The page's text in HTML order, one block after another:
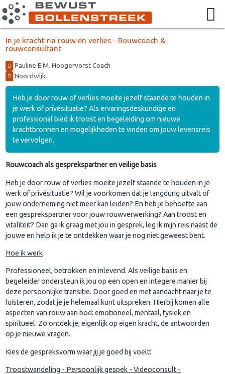
In je kracht na rouw en verlies - Rouwcoach &
rouwconsultant
Pauline E.M. Hoogervorst Coach
Noordwijk
Heb je door rouw of verlies moeite jezelf staande te houden in
je werk of privésituatie? Als ervaringsdeskundige en
professional bied ik troost en begeleiding om nieuwe
krachtbronnen en mogelijkheden te vinden om jouw levensreis
te vervolgen.
Rouwcoach als gesprekspartner en veilige basis
Heb je door rouw of verlies moeite jezelf staande te houden in je
werk of privésituatie? Wil je voorkomen dat je langdurig uitvalt of
jouw onderneming niet meer kan leiden? En heb je behoefte aan
een gesprekspartner voor jouw rouwverwerking? Aan troost en
vitaliteit? Dan ga ik graag met jou in gesprek, leg ik mijn reis naast de
jouwe en help ik je te ontdekken waar je nog niet geweest bent.
Hoe ik werk
Professioneel, betrokken en inlevend. Als veilige basis en
begeleider ondersteun ik jou op een open en integere manier bij
deze persoonlijke transitie. Door goed en met aandacht naar je te
luisteren, zodat je je helemaal kunt uitspreken. Hierbij komen alle
aspecten van rouw aan bod: emotioneel, mentaal, fysiek en
spiritueel. Zo ontdek je, eigenlijk op eigen kracht, de antwoorden
op je nieuwe vragen.
Kies de gespreksvorm waar jij je goed bij voelt:
Troostwandeling - Persoonlijk gespek - Videoconsult -